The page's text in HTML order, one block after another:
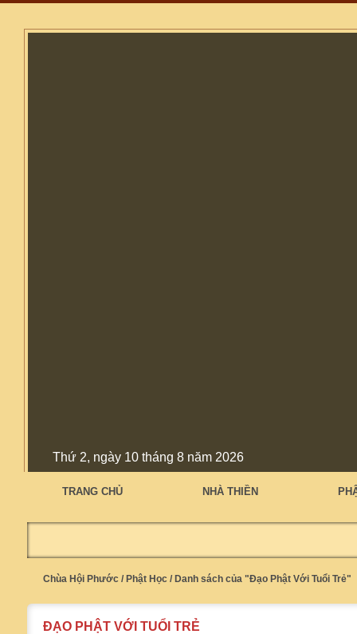
Thứ 2, ngày 10 tháng 8 năm 2026
TRANG CHỦ NHÀ THIỀN
Chùa Hội Phước / Phật Học / Danh sách của "Đạo Phật Với Tuổi Trẻ"
ĐẠO PHẬT VỚI TUỔI TRẺ